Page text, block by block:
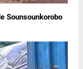
Sounsounkorobo